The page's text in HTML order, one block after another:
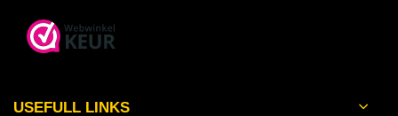
USEFULL LINKS